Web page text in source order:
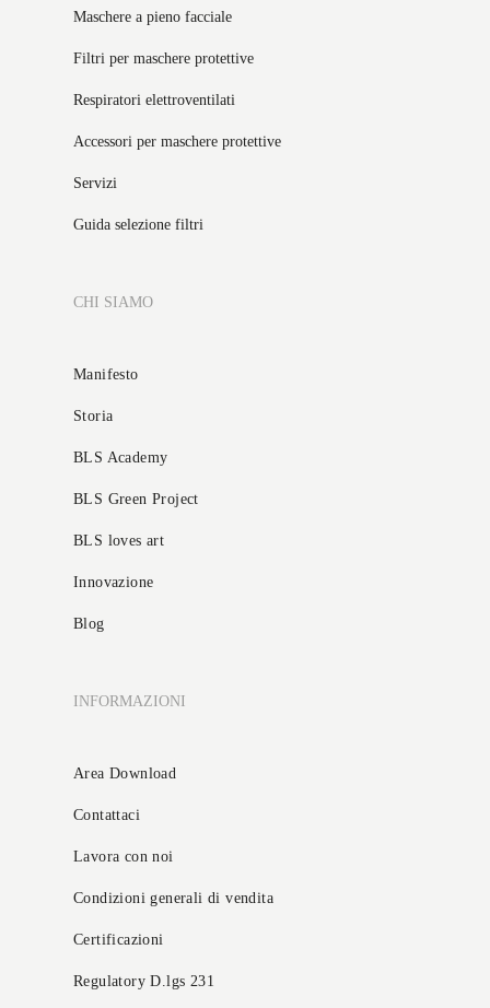
Maschere a pieno facciale
Filtri per maschere protettive
Respiratori elettroventilati
Accessori per maschere protettive
Servizi
Guida selezione filtri
CHI SIAMO
Manifesto
Storia
BLS Academy
BLS Green Project
BLS loves art
Innovazione
Blog
INFORMAZIONI
Area Download
Contattaci
Lavora con noi
Condizioni generali di vendita
Certificazioni
Regulatory D.lgs 231